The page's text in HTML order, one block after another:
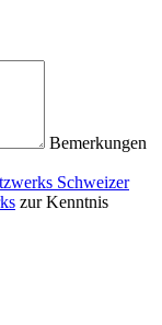
Bemerkungen
Schweizer
zur Kenntnis